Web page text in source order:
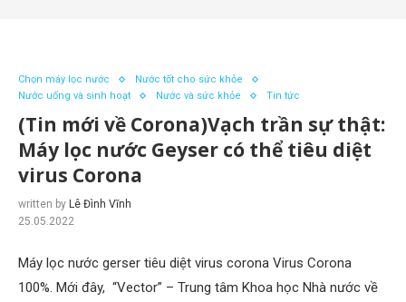
Chọn máy lọc nước
Nước tốt cho sức khỏe
Nước uống và sinh hoạt
Nước và sức khỏe Tin tức
(Tin mới về Corona)Vạch trần sự thật:
Máy lọc nước Geyser có thể tiêu diệt
virus Corona
written by Lê Đình Vĩnh
25.05.2022
Máy lọc nước gerser tiêu diệt virus corona Virus Corona
100%. Mới đây, “Vector” – Trung tâm Khoa học Nhà nước về